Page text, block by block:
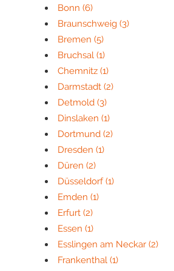
Bonn (6)
Braunschweig (3)
Bremen (5)
Bruchsal (1)
Chemnitz (1)
Darmstadt (2)
Detmold (3)
Dinslaken (1)
Dortmund (2)
Dresden (1)
Düren (2)
Düsseldorf(1)
Emden (1)
Erfurt (2)
Essen (1)
Esslingen am Neckar (2)
Frankenthal (1)